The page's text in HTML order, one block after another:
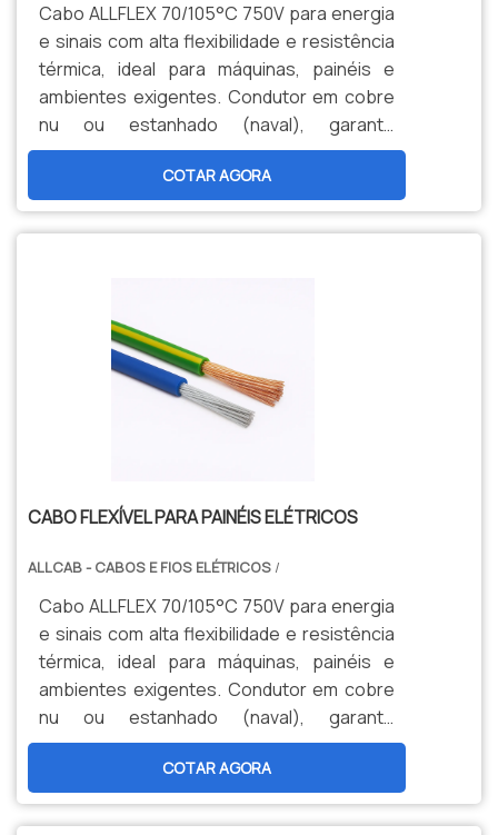
Cabo ALLFLEX 70/105°C 750V para energia
e sinais com alta flexibilidade e resistência
térmica, ideal para máquinas, painéis e
ambientes exigentes. Condutor em cobre
nu ou estanhado (naval), garante
durabilidade, segurança e menor
manutenção. Opções personalizadas,
produção nacional e assistência técnica
especializada para sua indústria.
COTAR AGORA
CABO FLEXÍVEL PARA PAINÉIS ELÉTRICOS
ALLCAB - CABOS E FIOS ELÉTRICOS /
Cabo ALLFLEX 70/105°C 750V para energia
e sinais com alta flexibilidade e resistência
térmica, ideal para máquinas, painéis e
ambientes exigentes. Condutor em cobre
nu ou estanhado (naval), garante
durabilidade, segurança e menor
manutenção. Opções personalizadas,
produção nacional e assistência técnica
especializada para sua indústria.
COTAR AGORA